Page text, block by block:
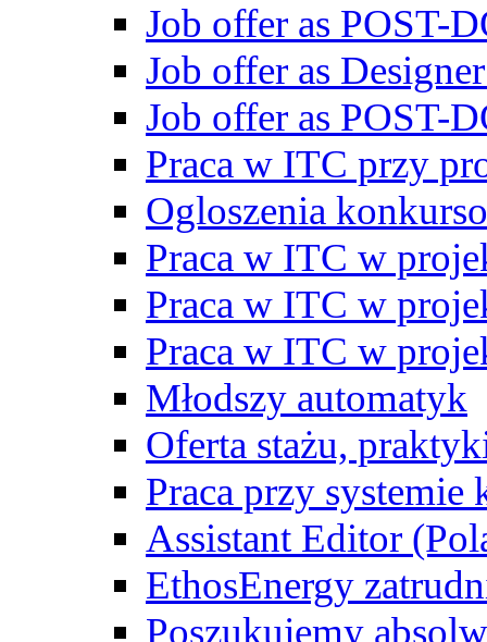
Job offer as POST-
Job offer as
Job offer as POST-
Praca w ITC przy
Ogloszenia
Praca w ITC w
Praca w ITC w
Praca w ITC w
Młodszy automatyk
Oferta stażu,
Praca przy
Assistant Editor
EthosEnergy
Poszukujemy